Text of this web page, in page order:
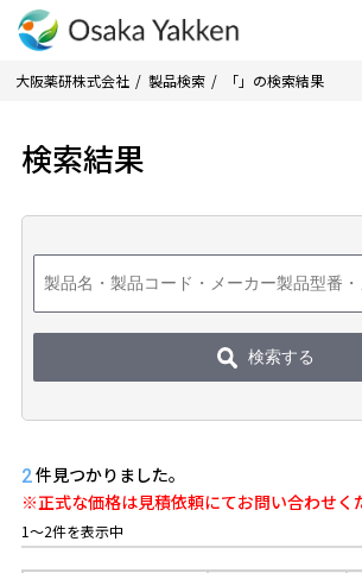
大阪薬研株式会社 製品検索 「」の検索結果
検索結果
検索する
2件見つかりました。
※正式な価格は見積依頼にてお問い合わせく
1〜2件を表示中